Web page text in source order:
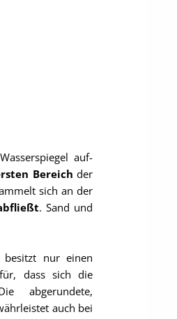
auf-
Bereich der
sich an der
. Sand und
besitzt nur einen
dass sich die
abgerundete,
auch bei